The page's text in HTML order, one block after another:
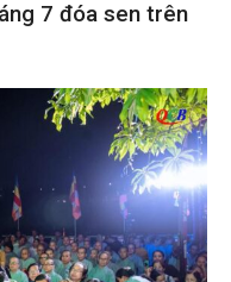
7 đóa sen trên